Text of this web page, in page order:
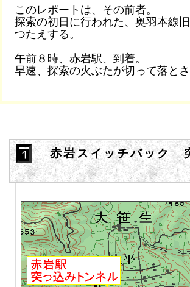
このレポートは、その前者。
探索の初日に行われた、奥羽本線
つたえする。
午前８時、赤岩駅、到着。
早速、探索の火ぶたが切って落とさ
赤岩スイッチバック